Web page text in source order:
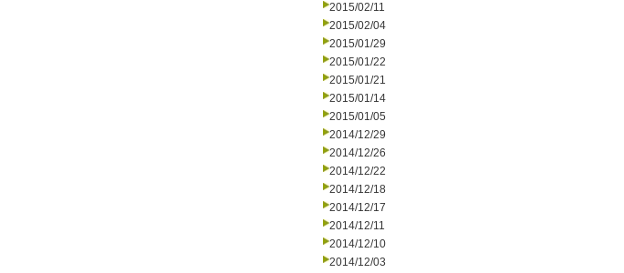
2015/02/11
2015/02/04
2015/01/29
2015/01/22
2015/01/21
2015/01/14
2015/01/05
2014/12/29
2014/12/26
2014/12/22
2014/12/18
2014/12/17
2014/12/11
2014/12/10
2014/12/03